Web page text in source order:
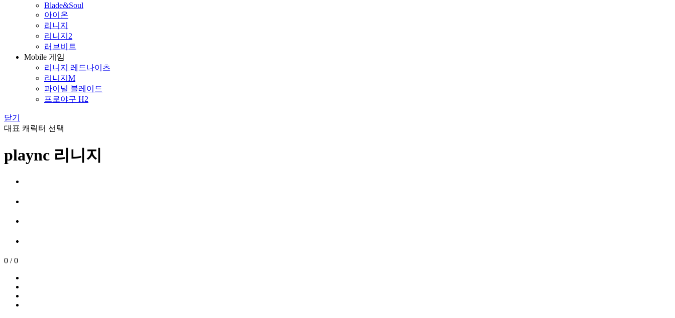
Blade&Soul
아이온
리니지
리니지2
러브비트
Mobile 게임
리니지 레드나이츠
리니지M
파이널 블레이드
프로야구 H2
닫기
대표 캐릭터 선택
plaync 리니지
0 / 0